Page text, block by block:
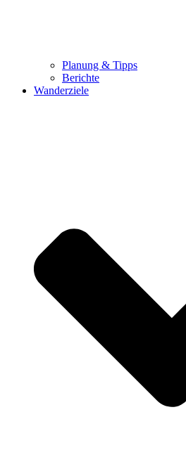
Planung & Tipps
Berichte
Wanderziele